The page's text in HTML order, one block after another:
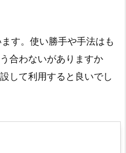
す。使い勝手や手法はも
合わないがありますか
して利用すると良いでし